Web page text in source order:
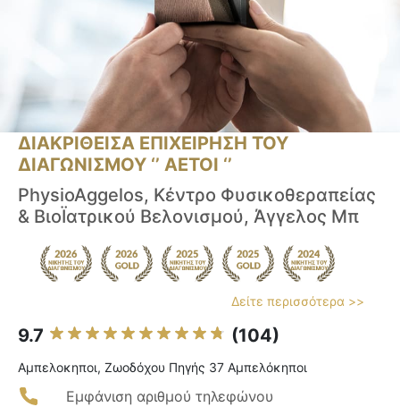
ΔΙΑΚΡΙΘΕΙΣΑ ΕΠΙΧΕΙΡΗΣΗ ΤΟΥ
ΔΙΑΓΩΝΙΣΜΟΥ ‘’ ΑΕΤΟΙ ‘’
PhysioAggelos, Κέντρο Φυσικοθεραπείας
& ΒιοΪατρικού Βελονισμού, Άγγελος Μπ
Δείτε περισσότερα >>
9.7 (104)
Αμπελοκηποι, Ζωοδόχου Πηγής 37 Αμπελόκηποι
Εμφάνιση αριθμού τηλεφώνου